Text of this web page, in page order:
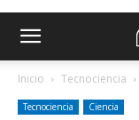
Inicio Tecnociencia
Tecnociencia Ciencia